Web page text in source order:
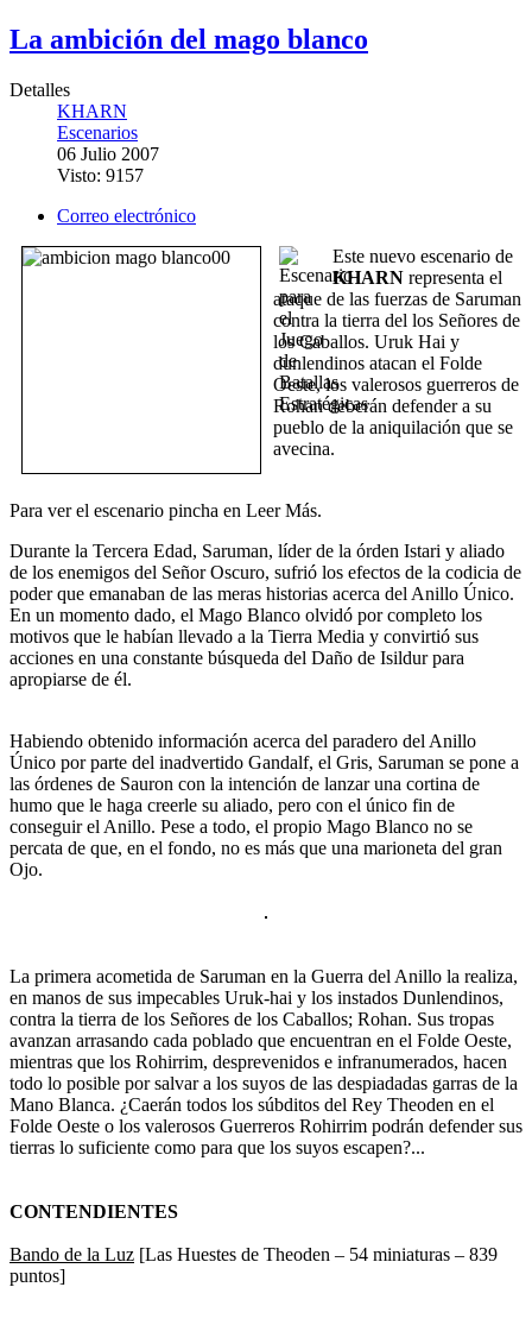
La ambición del mago blanco
Detalles
KHARN
Escenarios
06 Julio 2007
Visto: 9157
Correo electrónico
Este nuevo escenario de
KHARN representa el
ataque de las fuerzas de Saruman
contra la tierra del los Señores de
los Caballos. Uruk Hai y
dunlendinos atacan el Folde
Oeste, los valerosos guerreros de
Rohan deberán defender a su
pueblo de la aniquilación que se
avecina.
Para ver el escenario pincha en Leer Más.
Durante la Tercera Edad, Saruman, líder de la órden Istari y aliado
de los enemigos del Señor Oscuro, sufrió los efectos de la codicia de
poder que emanaban de las meras historias acerca del Anillo Único.
En un momento dado, el Mago Blanco olvidó por completo los
motivos que le habían llevado a la Tierra Media y convirtió sus
acciones en una constante búsqueda del Daño de Isildur para
apropiarse de él.
Habiendo obtenido información acerca del paradero del Anillo
Único por parte del inadvertido Gandalf, el Gris, Saruman se pone a
las órdenes de Sauron con la intención de lanzar una cortina de
humo que le haga creerle su aliado, pero con el único fin de
conseguir el Anillo. Pese a todo, el propio Mago Blanco no se
percata de que, en el fondo, no es más que una marioneta del gran
Ojo.
La primera acometida de Saruman en la Guerra del Anillo la realiza,
en manos de sus impecables Uruk-hai y los instados Dunlendinos,
contra la tierra de los Señores de los Caballos; Rohan. Sus tropas
avanzan arrasando cada poblado que encuentran en el Folde Oeste,
mientras que los Rohirrim, desprevenidos e infranumerados, hacen
todo lo posible por salvar a los suyos de las despiadadas garras de la
Mano Blanca. ¿Caerán todos los súbditos del Rey Theoden en el
Folde Oeste o los valerosos Guerreros Rohirrim podrán defender sus
tierras lo suficiente como para que los suyos escapen?...
CONTENDIENTES
Bando de la Luz [Las Huestes de Theoden – 54 miniaturas – 839
puntos]